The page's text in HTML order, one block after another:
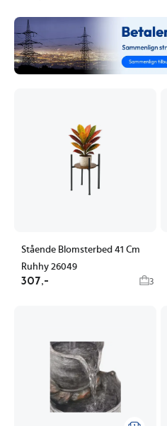
Stående Blomsterbed 41 Cm
Ruhhy 26049
307,- 3